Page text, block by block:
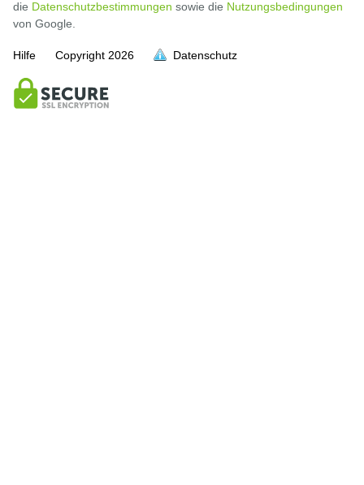
die Datenschutzbestimmungen sowie die Nutzungsbedingungen
von Google.
Hilfe Copyright 2026 Datenschutz